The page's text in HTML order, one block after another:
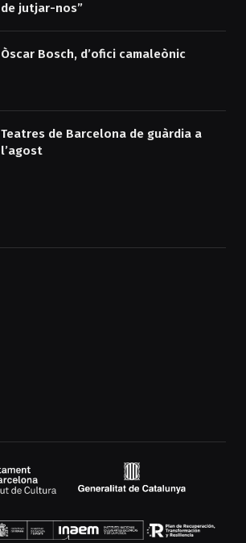
de jutjar-nos”
Òscar Bosch, d’ofici camaleònic
Teatres de Barcelona de guàrdia a
l’agost